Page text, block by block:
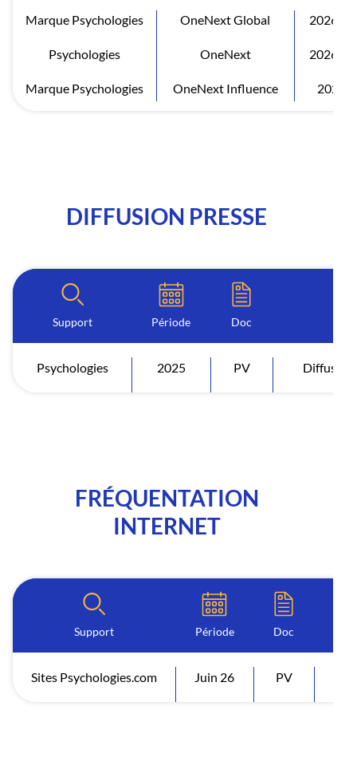
Marque Psychologies OneNext Global 2026 S1
Psychologies OneNext 2026 S1
Marque Psychologies OneNext Influence 2026
DIFFUSION PRESSE
Support Période Doc
Psychologies 2025 PV Diffusion
FRÉQUENTATION
INTERNET
Support Période Doc
Sites Psychologies.com Juin 26 PV